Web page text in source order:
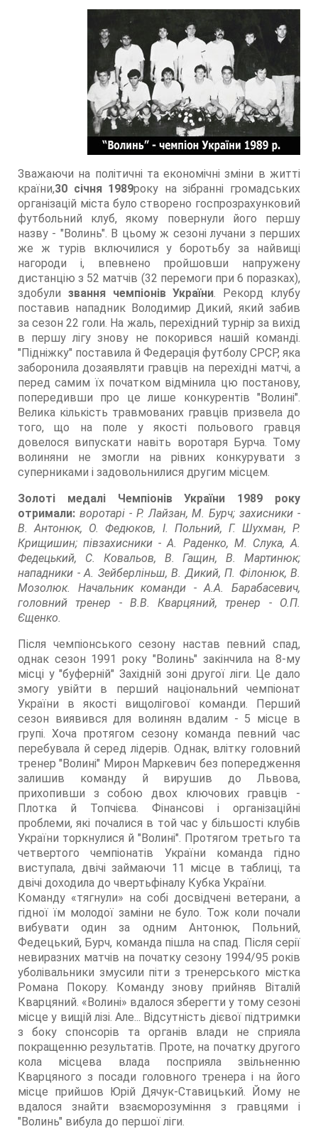
Зважаючи на політичні та економічні зміни в житті
країни,30 січня 1989року на зібранні громадських
організацій міста було створено госпрозрахунковий
футбольний клуб, якому повернули його першу
назву - "Волинь". В цьому ж сезоні лучани з перших
же ж турів включилися у боротьбу за найвищі
нагороди і, впевнено пройшовши напружену
дистанцію з 52 матчів (32 перемоги при 6 поразках),
здобули звання чемпіонів України. Рекорд клубу
поставив нападник Володимир Дикий, який забив
за сезон 22 голи. На жаль, перехідний турнір за вихід
в першу лігу знову не покорився нашій команді.
"Підніжку" поставила й Федерація футболу СРСР, яка
заборонила дозаявляти гравців на перехідні матчі, а
перед самим їх початком відмінила цю постанову,
попередивши про це лише конкурентів "Волині".
Велика кількість травмованих гравців призвела до
того, що на поле у якості польового гравця
довелося випускати навіть воротаря Бурча. Тому
волиняни не змогли на рівних конкурувати з
суперниками і задовольнилися другим місцем.
Золоті медалі Чемпіонів України 1989 року
отримали: воротарі - Р. Лайзан, М. Бурч; захисники -
В. Антонюк, О. Федюков, І. Польний, Г. Шухман, Р.
Крищишин; півзахисники - А. Раденко, М. Слука, А.
Федецький, С. Ковальов, В. Гащин, В. Мартинюк;
нападники - А. Зейберліньш, В. Дикий, П. Філонюк, В.
Мозолюк. Начальник команди - А.А. Барабасевич,
головний тренер - В.В. Кварцяний, тренер - О.П.
Єщенко.
Після чемпіонського сезону настав певний спад,
однак сезон 1991 року "Волинь" закінчила на 8-му
місці у "буферній" Західній зоні другої ліги. Це дало
змогу увійти в перший національний чемпіонат
України в якості вищолігової команди. Перший
сезон виявився для волинян вдалим - 5 місце в
групі. Хоча протягом сезону команда певний час
перебувала й серед лідерів. Однак, влітку головний
тренер "Волині" Мирон Маркевич без попередження
залишив команду й вирушив до Львова,
прихопивши з собою двох ключових гравців -
Плотка й Топчієва. Фінансові і організаційні
проблеми, які почалися в той час у більшості клубів
України торкнулися й "Волині". Протягом третьго та
четвертого чемпіонатів України команда гідно
виступала, двічі займаючи 11 місце в таблиці, та
двічі доходила до чвертьфіналу Кубка України.
Команду «тягнули» на собі досвідчені ветерани, а
гідної їм молодої заміни не було. Тож коли почали
вибувати один за одним Антонюк, Польний,
Федецький, Бурч, команда пішла на спад. Після серії
невиразних матчів на початку сезону 1994/95 років
уболівальники змусили піти з тренерського містка
Романа Покору. Команду знову прийняв Віталій
Кварцяний. «Волині» вдалося зберегти у тому сезоні
місце у вищій лізі. Але... Відсутність дієвої підтримки
з боку спонсорів та органів влади не сприяла
покращенню результатів. Проте, на початку другого
кола місцева влада посприяла звільненню
Кварцяного з посади головного тренера і на його
місце прийшов Юрій Дячук-Ставицький. Йому не
вдалося знайти взаєморозуміння з гравцями і
"Волинь" вибула до першої ліги.